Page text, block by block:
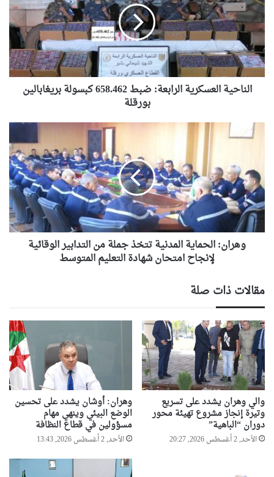
ضبط
658.462
كبسولة
بريغابالين
بورقلة
الناحية العسكرية الرابعة: ضبط 658.462 كبسولة بريغابالين
بورقلة
وهران:
الحماية
تتخذ
جملة
من
التدابير
الوقائية
لإنجاح
امتحان
المتوسط
وهران: الحماية المدنية تتخذ جملة من التدابير الوقائية
لإنجاح امتحان شهادة التعليم المتوسط
مقالات ذات صلة
والي وهران يشدد على تسريع
وتيرة إنجاز مشروع تهيئة محور
دوران “الباهية”
الأحد, 2 أغسطس 2026, 20:27
وهران: أوشان يشدد على تحسين
الوضع البيئي وينهي مهام
مسؤولين في قطاع النظافة
الأحد, 2 أغسطس 2026, 13:43